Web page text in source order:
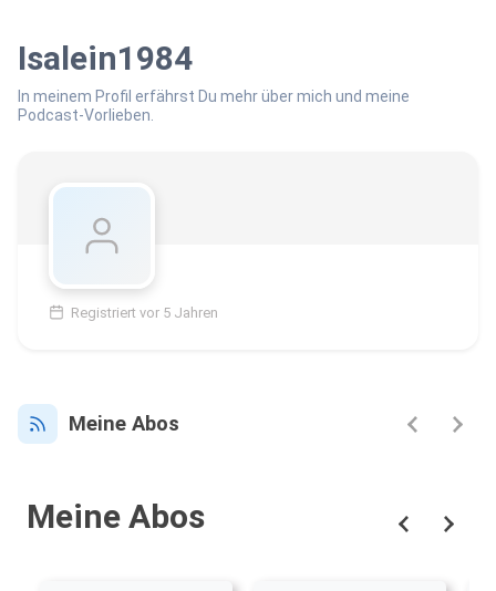
Isalein1984
In meinem Profil erfährst Du mehr über mich und meine
Podcast-Vorlieben.
Registriert vor 5 Jahren
Meine Abos
Meine Abos